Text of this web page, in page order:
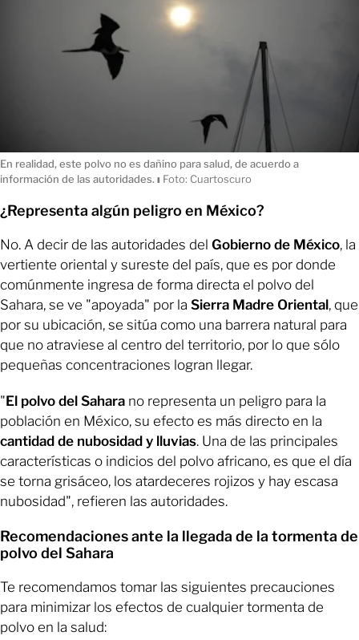
En realidad, este polvo no es dañino para salud, de acuerdo a
información de las autoridades. ı Foto: Cuartoscuro
¿Representa algún peligro en México?
No. A decir de las autoridades del Gobierno de México, la
vertiente oriental y sureste del país, que es por donde
comúnmente ingresa de forma directa el polvo del
Sahara, se ve "apoyada" por la Sierra Madre Oriental, que
por su ubicación, se sitúa como una barrera natural para
que no atraviese al centro del territorio, por lo que sólo
pequeñas concentraciones logran llegar.
"El polvo del Sahara no representa un peligro para la
población en México, su efecto es más directo en la
cantidad de nubosidad y lluvias. Una de las principales
características o indicios del polvo africano, es que el día
se torna grisáceo, los atardeceres rojizos y hay escasa
nubosidad", refieren las autoridades.
Recomendaciones ante la llegada de la tormenta de
polvo del Sahara
Te recomendamos tomar las siguientes precauciones
para minimizar los efectos de cualquier tormenta de
polvo en la salud: